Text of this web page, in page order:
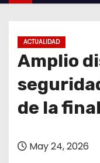
o
ACTUALIDAD
Amplio
de la
May 24, 2026